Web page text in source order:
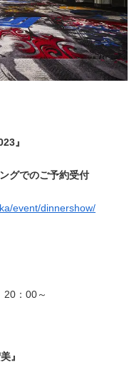
』
グでのご予約受付
event/dinnershow/
20：00～
』